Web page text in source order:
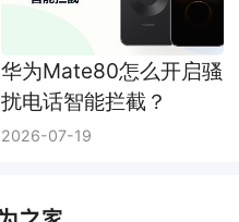
华为Mate80怎么开启骚
扰电话智能拦截？
2026-07-19